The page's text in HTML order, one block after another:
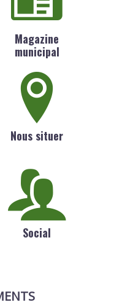
Magazine
municipal
Nous situer
Social